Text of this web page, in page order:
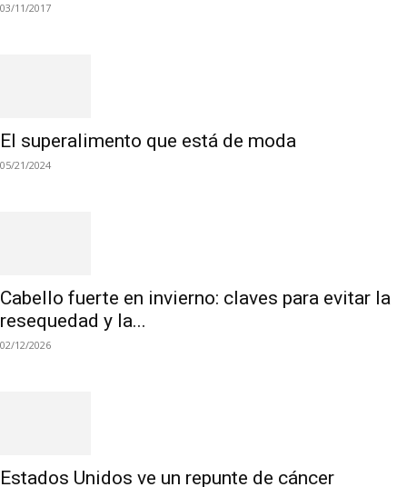
03/11/2017
El superalimento que está de moda
05/21/2024
Cabello fuerte en invierno: claves para evitar la
resequedad y la...
02/12/2026
Estados Unidos ve un repunte de cáncer